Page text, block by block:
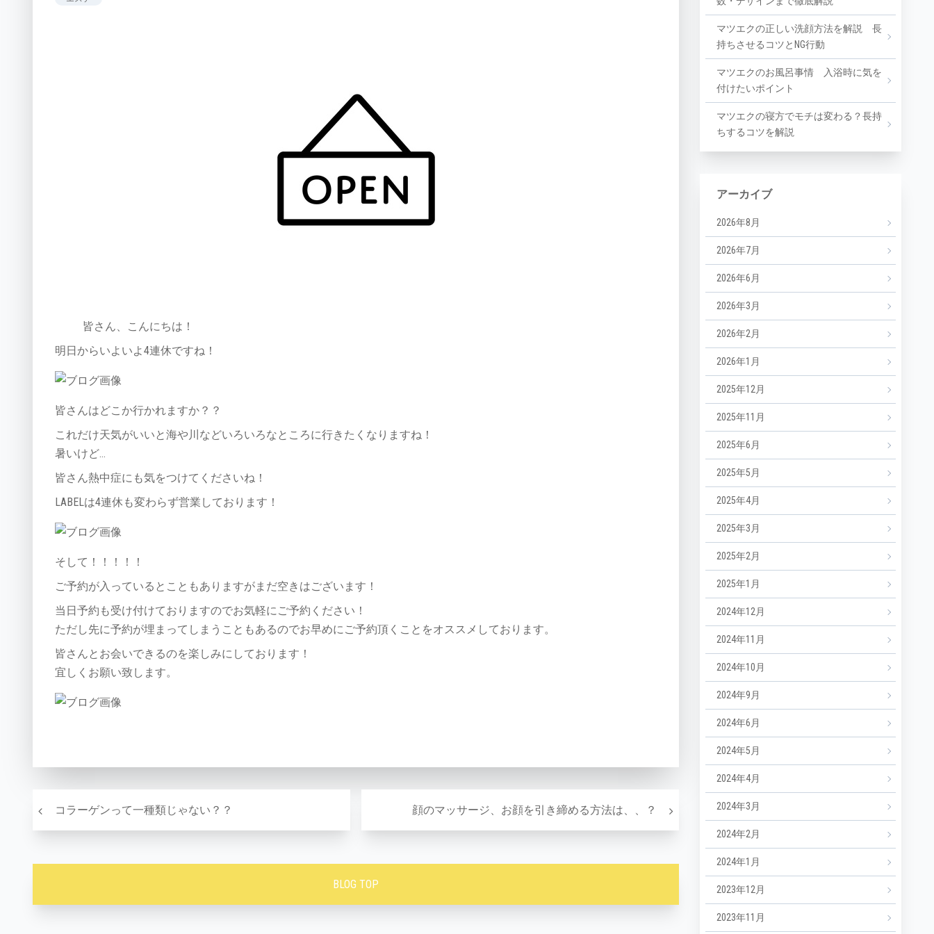
皆さん、こんにちは！
明日からいよいよ4連休ですね！
皆さんはどこか行かれますか？？
これだけ天気がいいと海や川などいろいろなところに行きたくなりますね！
暑いけど…
皆さん熱中症にも気をつけてくださいね！
LABELは4連休も変わらず営業しております！
そして！！！！！
ご予約が入っているとこともありますがまだ空きはございます！
当日予約も受け付けておりますのでお気軽にご予約ください！
ただし先に予約が埋まってしまうこともあるのでお早めにご予約頂くことをオススメしております。
皆さんとお会いできるのを楽しみにしております！
宜しくお願い致します。
Prev
コラーゲンって一種類じゃない？？ Next
顔のマッサージ、お顔を引き締める方法は、、？
BLOG TOP
マツエクの正しい洗顔方法を解説 長
持ちさせるコツとNG行動
マツエクのお風呂事情 入浴時に気を
付けたいポイント
マツエクの寝方でモチは変わる？長持
ちするコツを解説
アーカイブ
2026年8月
2026年7月
2026年6月
2026年3月
2026年2月
2026年1月
2025年12月
2025年11月
2025年6月
2025年5月
2025年4月
2025年3月
2025年2月
2025年1月
2024年12月
2024年11月
2024年10月
2024年9月
2024年6月
2024年5月
2024年4月
2024年3月
2024年2月
2024年1月
2023年12月
2023年11月